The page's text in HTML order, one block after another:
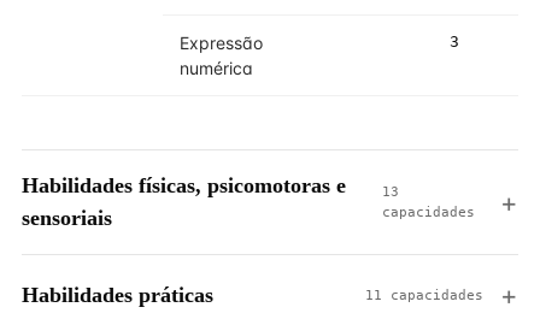
Expressão
numérica
3
Habilidades físicas, psicomotoras e
sensoriais
13
capacidades
Habilidades práticas 11 capacidades